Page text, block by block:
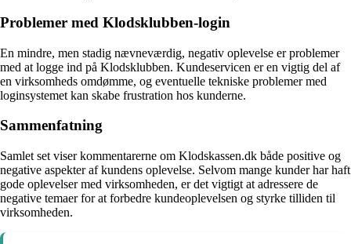
Problemer med Klodsklubben-login
En mindre, men stadig nævneværdig, negativ oplevelse er problemer
med at logge ind på Klodsklubben. Kundeservicen er en vigtig del af
en virksomheds omdømme, og eventuelle tekniske problemer med
loginsystemet kan skabe frustration hos kunderne.
Sammenfatning
Samlet set viser kommentarerne om Klodskassen.dk både positive og
negative aspekter af kundens oplevelse. Selvom mange kunder har haft
gode oplevelser med virksomheden, er det vigtigt at adressere de
negative temaer for at forbedre kundeoplevelsen og styrke tilliden til
virksomheden.